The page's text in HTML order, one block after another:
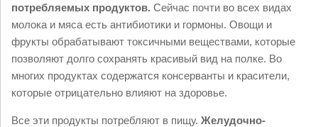
потребляемых продуктов. Сейчас почти во всех видах
молока и мяса есть антибиотики и гормоны. Овощи и
фрукты обрабатывают токсичными веществами, которые
позволяют долго сохранять красивый вид на полке. Во
многих продуктах содержатся консерванты и красители,
которые отрицательно влияют на здоровье.
Все эти продукты потребляют в пищу. Желудочно-